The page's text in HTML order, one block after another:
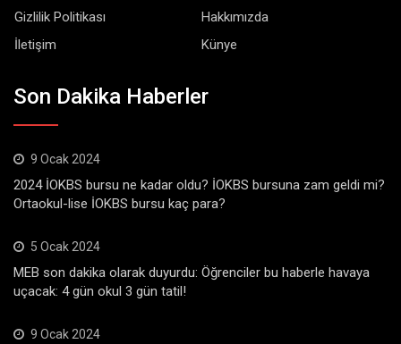
Gizlilik Politikası
Hakkımızda
İletişim
Künye
Son Dakika Haberler
9 Ocak 2024
2024 İOKBS bursu ne kadar oldu? İOKBS bursuna zam geldi mi?
Ortaokul-lise İOKBS bursu kaç para?
5 Ocak 2024
MEB son dakika olarak duyurdu: Öğrenciler bu haberle havaya
uçacak: 4 gün okul 3 gün tatil!
9 Ocak 2024